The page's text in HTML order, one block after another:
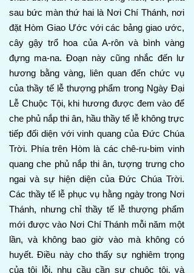
sau bức màn thứ hai là Nơi Chí Thánh, nơi
đặt Hòm Giao Ước với các bảng giao ước,
cây gậy trổ hoa của A-rôn và bình vàng
đựng ma-na. Đoạn này cũng nhắc đến lư
hương bằng vàng, liên quan đến chức vụ
của thầy tế lễ thượng phẩm trong Ngày Đại
Lễ Chuộc Tội, khi hương được đem vào để
che phủ nắp thi ân, hầu thầy tế lễ không trực
tiếp đối diện với vinh quang của Đức Chúa
Trời. Phía trên Hòm là các chê-ru-bim vinh
quang che phủ nắp thi ân, tượng trưng cho
ngai và sự hiện diện của Đức Chúa Trời.
Các thầy tế lễ phục vụ hằng ngày trong Nơi
Thánh, nhưng chỉ thầy tế lễ thượng phẩm
mới được vào Nơi Chí Thánh mỗi năm một
lần, và không bao giờ vào mà không có
huyết. Điều này cho thấy sự nghiêm trọng
của tội lỗi, nhu cầu cần sự chuộc tội, và